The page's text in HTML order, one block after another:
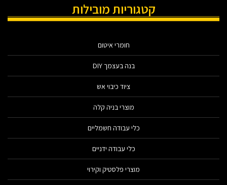
קטגוריות מובילות
חומרי איטום
בנה בעצמך DIY
ציוד כיבוי אש
מוצרי בניה קלה
כלי עבודה חשמליים
כלי עבודה ידניים
מוצרי פלסטיק וקירוי